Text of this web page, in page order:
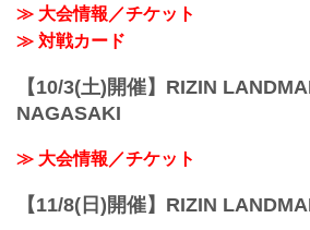
≫ 大会情報／チケット
≫ 対戦カード
【10/3(土)開催】RIZIN
NAGASAKI
≫ 大会情報／チケット
【11/8(日)開催】RIZIN